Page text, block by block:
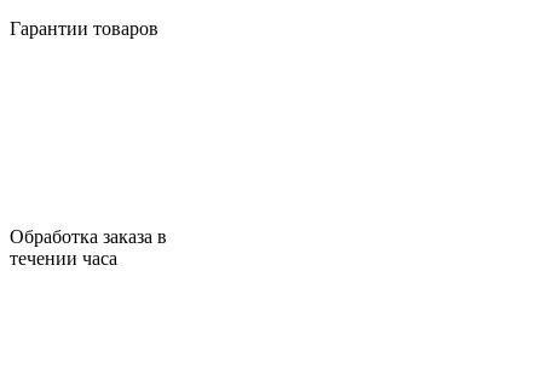
Гарантии товаров
Обработка заказа в
течении часа